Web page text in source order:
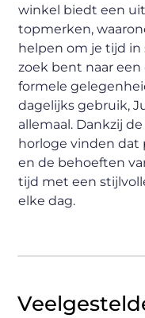
winkel biedt een
topmerken,
helpen om je tijd in
zoek bent naar
formele
dagelijks gebruik,
allemaal. Dankzij
horloge vinden dat
en de behoeften
tijd met een
elke dag.